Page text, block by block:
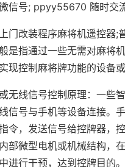
信号; ppyy55670 随时交
门改装程序麻将机遥控器;
是指通过一些无需对麻将
现控制麻将牌功能的设备或
无线信号控制原理：一些
信号与手机等设备连接。
令，发送信号给控牌器，
部微型电机或机械结构，在
进行干预，达到控牌目的。